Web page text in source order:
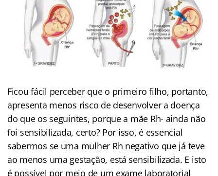
Ficou fácil perceber que o primeiro filho, portanto,
apresenta menos risco de desenvolver a doença
do que os seguintes, porque a mãe Rh- ainda não
foi sensibilizada, certo? Por isso, é essencial
sabermos se uma mulher Rh negativo que já teve
ao menos uma gestação, está sensibilizada. E isto
é possível por meio de um exame laboratorial